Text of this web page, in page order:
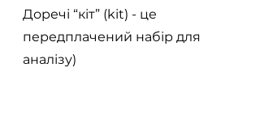
Доречі “кіт” (kit) - це
передплачений набір для
аналізу)